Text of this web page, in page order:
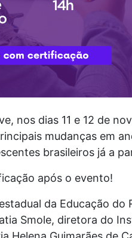
nos dias 11 e 12 de
mudanças em
brasileiros já a
após o evento!
da Educação do
Smole, diretora do